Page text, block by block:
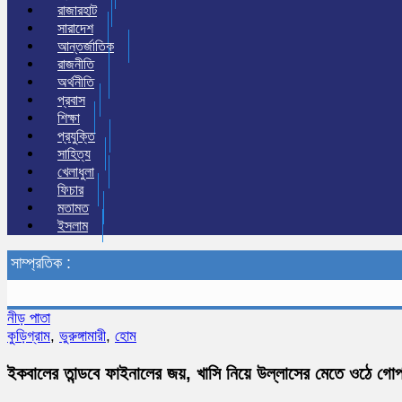
রাজারহাট
সারাদেশ
আন্তর্জাতিক
রাজনীতি
অর্থনীতি
প্রবাস
শিক্ষা
প্রযুক্তি
সাহিত্য
খেলাধুলা
ফিচার
মতামত
ইসলাম
সাম্প্রতিক :
নীড় পাতা
কুড়িগ্রাম, ভুরুঙ্গামারী, হোম
ইকবালের তান্ডবে ফাইনালের জয়, খাসি নিয়ে উল্লাসের মেতে ওঠে